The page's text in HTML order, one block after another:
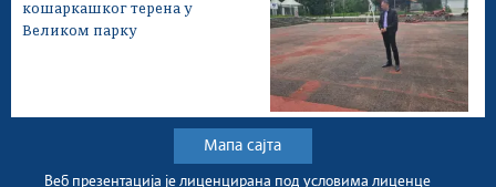
кошаркашког терена у
Великом парку
Мапа сајта
Веб презентација jе лиценциранa под условима лиценце